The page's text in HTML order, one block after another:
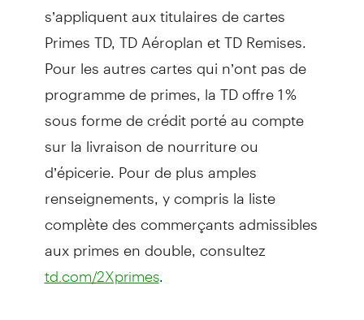
s’appliquent aux titulaires de cartes
Primes TD, TD Aéroplan et TD Remises.
Pour les autres cartes qui n’ont pas de
programme de primes, la TD offre 1 %
sous forme de crédit porté au compte
sur la livraison de nourriture ou
d’épicerie. Pour de plus amples
renseignements, y compris la liste
complète des commerçants admissibles
aux primes en double, consultez
td.com/2Xprimes.